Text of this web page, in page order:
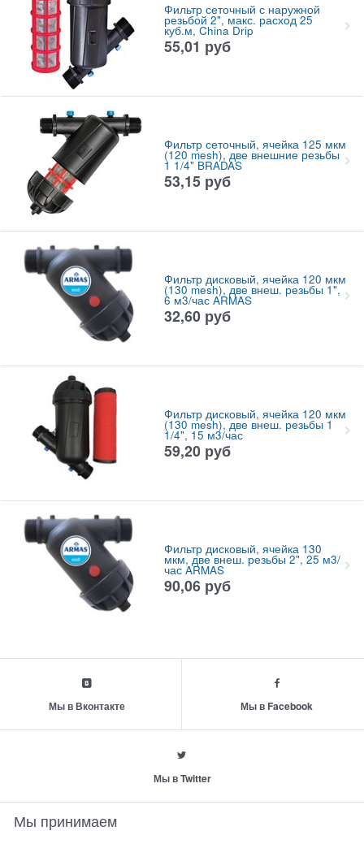
Фильтр сеточный с наружной
резьбой 2", макс. расход 25
куб.м, China Drip
55,01 руб
Фильтр сеточный, ячейка 125 мкм
(120 mesh), две внешние резьбы
1 1/4" BRADAS
53,15 руб
Фильтр дисковый, ячейка 120 мкм
(130 mesh), две внеш. резьбы 1",
6 м3/час ARMAS
32,60 руб
Фильтр дисковый, ячейка 120 мкм
(130 mesh), две внеш. резьбы 1
1/4", 15 м3/час
59,20 руб
Фильтр дисковый, ячейка 130
мкм, две внеш. резьбы 2", 25 м3/
час ARMAS
90,06 руб
Мы в Вконтакте Мы в Facebook
Мы в Twitter
Мы принимаем